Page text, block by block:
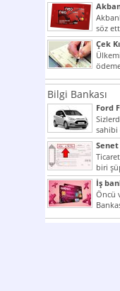
söz
Çek
Bilgi Bankası
Ford
sahibi
biri
çok
İş
Öncü